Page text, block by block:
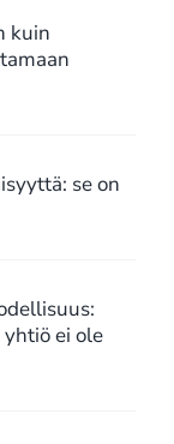
kuin
se on
ei ole